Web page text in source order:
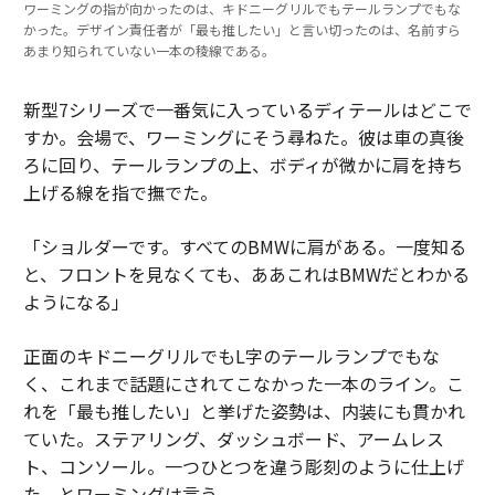
ワーミングの指が向かったのは、キドニーグリルでもテールランプでもな
かった。デザイン責任者が「最も推したい」と言い切ったのは、名前すら
あまり知られていない一本の稜線である。
新型7シリーズで一番気に入っているディテールはどこで
すか。会場で、ワーミングにそう尋ねた。彼は車の真後
ろに回り、テールランプの上、ボディが微かに肩を持ち
上げる線を指で撫でた。
「ショルダーです。すべてのBMWに肩がある。一度知る
と、フロントを見なくても、ああこれはBMWだとわかる
ようになる」
正面のキドニーグリルでもL字のテールランプでもな
く、これまで話題にされてこなかった一本のライン。こ
れを「最も推したい」と挙げた姿勢は、内装にも貫かれ
ていた。ステアリング、ダッシュボード、アームレス
ト、コンソール。一つひとつを違う彫刻のように仕上げ